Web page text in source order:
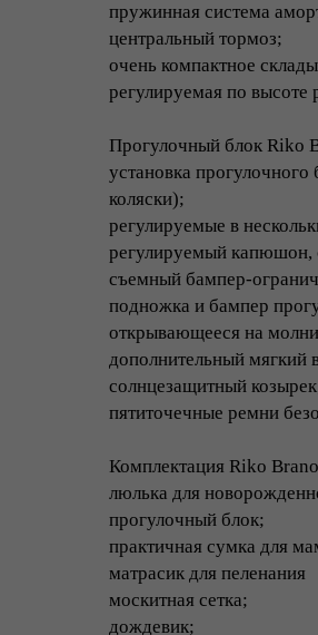
пружинная система
центральный тормоз;
очень компактное
регулируемая по высоте
Прогулочный блок Riko
установка
коляски);
регулируемые в
регулируемый капюшон,
съемный бампер-
подножка и бампер
открывающееся на
дополнительный мягкий
солнцезащитный
пятиточечные ремни
Комплектация Riko
люлька для
прогулочный блок;
практичная сумка для
матрасик для пеленания
москитная сетка;
дождевик;